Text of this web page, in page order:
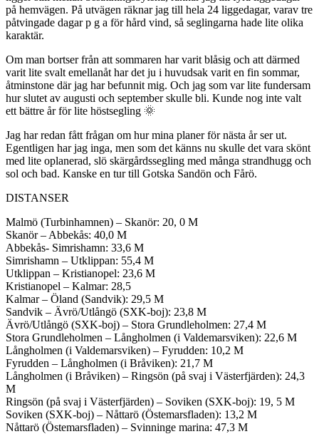
på hemvägen. På utvägen räknar jag till hela 24 liggedagar, varav tre
påtvingade dagar p g a för hård vind, så seglingarna hade lite olika
karaktär.
Om man bortser från att sommaren har varit blåsig och att därmed
varit lite svalt emellanåt har det ju i huvudsak varit en fin sommar,
åtminstone där jag har befunnit mig. Och jag som var lite fundersam
hur slutet av augusti och september skulle bli. Kunde nog inte valt
ett bättre år för lite höstsegling 🌞
Jag har redan fått frågan om hur mina planer för nästa år ser ut.
Egentligen har jag inga, men som det känns nu skulle det vara skönt
med lite oplanerad, slö skärgårdssegling med många strandhugg och
sol och bad. Kanske en tur till Gotska Sandön och Fårö.
DISTANSER
Malmö (Turbinhamnen) – Skanör: 20, 0 M
Skanör – Abbekås: 40,0 M
Abbekås- Simrishamn: 33,6 M
Simrishamn – Utklippan: 55,4 M
Utklippan – Kristianopel: 23,6 M
Kristianopel – Kalmar: 28,5
Kalmar – Öland (Sandvik): 29,5 M
Sandvik – Ävrö/Utlångö (SXK-boj): 23,8 M
Ävrö/Utlångö (SXK-boj) – Stora Grundleholmen: 27,4 M
Stora Grundleholmen – Långholmen (i Valdemarsviken): 22,6 M
Långholmen (i Valdemarsviken) – Fyrudden: 10,2 M
Fyrudden – Långholmen (i Bråviken): 21,7 M
Långholmen (i Bråviken) – Ringsön (på svaj i Västerfjärden): 24,3
M
Ringsön (på svaj i Västerfjärden) – Soviken (SXK-boj): 19, 5 M
Soviken (SXK-boj) – Nåttarö (Östemarsfladen): 13,2 M
Nåttarö (Östemarsfladen) – Svinninge marina: 47,3 M